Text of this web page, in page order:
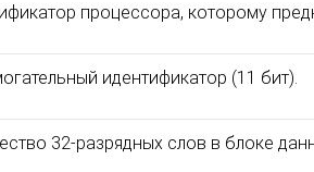
процессора, которому
идентификатор (11 бит).
32-разрядных слов в блоке